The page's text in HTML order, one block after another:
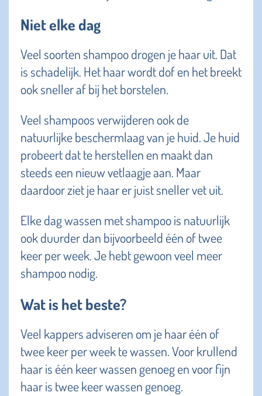
Niet elke dag
Veel soorten shampoo drogen je haar uit. Dat
is schadelijk. Het haar wordt dof en het breekt
ook sneller af bij het borstelen.
Veel shampoos verwijderen ook de
natuurlijke beschermlaag van je huid. Je huid
probeert dat te herstellen en maakt dan
steeds een nieuw vetlaagje aan. Maar
daardoor ziet je haar er juist sneller vet uit.
Elke dag wassen met shampoo is natuurlijk
ook duurder dan bijvoorbeeld één of twee
keer per week. Je hebt gewoon veel meer
shampoo nodig.
Wat is het beste?
Veel kappers adviseren om je haar één of
twee keer per week te wassen. Voor krullend
haar is één keer wassen genoeg en voor fijn
haar is twee keer wassen genoeg.